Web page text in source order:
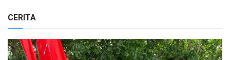
CERITA